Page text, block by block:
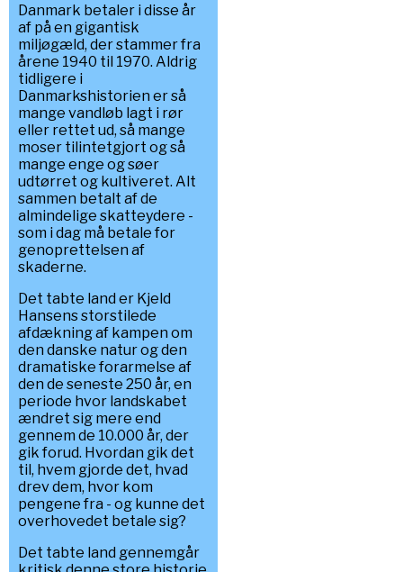
Danmark betaler i disse år
af på en gigantisk
miljøgæld, der stammer fra
årene 1940 til 1970. Aldrig
tidligere i
Danmarkshistorien er så
mange vandløb lagt i rør
eller rettet ud, så mange
moser tilintetgjort og så
mange enge og søer
udtørret og kultiveret. Alt
sammen betalt af de
almindelige skatteydere -
som i dag må betale for
genoprettelsen af
skaderne.
Det tabte land er Kjeld
Hansens storstilede
afdækning af kampen om
den danske natur og den
dramatiske forarmelse af
den de seneste 250 år, en
periode hvor landskabet
ændret sig mere end
gennem de 10.000 år, der
gik forud. Hvordan gik det
til, hvem gjorde det, hvad
drev dem, hvor kom
pengene fra - og kunne det
overhovedet betale sig?
Det tabte land gennemgår